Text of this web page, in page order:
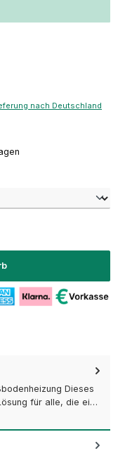
nach Deutschland
gewünschten Wert ein
Dieses
für alle, die ei…